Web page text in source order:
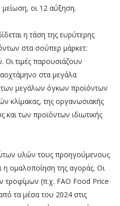
μείωση, οι 12 αύξηση.
η τάση της ευρύτερης
στα σούπερ μάρκετ:
τιμές παρουσιάζουν
στα μεγάλα
μεγάλων όγκων προϊόντων
κλίμακας, της οργανωσιακής
και των προϊόντων ιδιωτικής
υλών τους προηγούμενους
η ομαλοποίηση της αγοράς. Οι
τροφίμων (π.χ. FAO Food Price
τα μέσα του 2024 στις